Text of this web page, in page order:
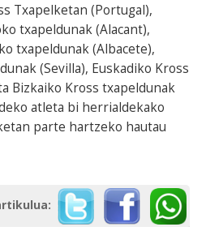
Txapelketan (Portugal),
txapeldunak (Alacant),
txapeldunak (Albacete),
(Sevilla), Euskadiko Kross
Bizkaiko Kross txapeldunak
atleta bi herrialdekako
parte hartzeko hautau